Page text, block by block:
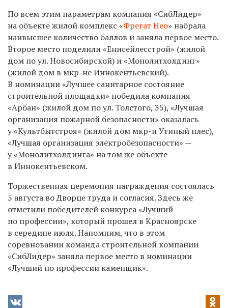
По всем этим параметрам компания «СибЛидер»
на объекте жилой комплекс «Фрегат Нео» набрала
наивысшее количество баллов и заняла первое место.
Второе место поделили «Енисейлесстрой» (жилой
дом по ул. Новосибирской) и «Монолитхолдинг»
(жилой дом в мкр-не Иннокентьевский).
В номинации «Лучшее санитарное состояние
строительной площадки» победила компания
«Арбан» (жилой дом по ул. Толстого, 35), «Лучшая
организация пожарной безопасности» оказалась
у «Культбытстроя» (жилой дом мкр-н Утиный плес),
«Лучшая организация электробезопасности» —
у «Монолитхолдинга» на том же объекте
в Иннокентьевском.
Торжественная церемония награждения состоялась
5 августа во Дворце труда и согласия. Здесь же
отметили победителей конкурса «Лучший
по профессии», который прошел в Красноярске
в середине июля. Напомним, что в этом
соревновании команда строительной компании
«СибЛидер» заняла первое место в номинации
«Лучший по профессии каменщик».